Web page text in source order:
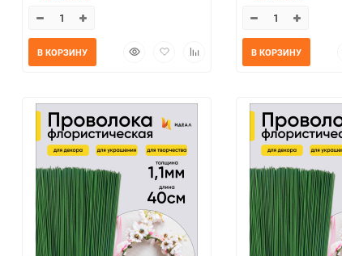
БыстрыйДобавитьДобавить
В КОРЗИНУ В КОРЗИНУ